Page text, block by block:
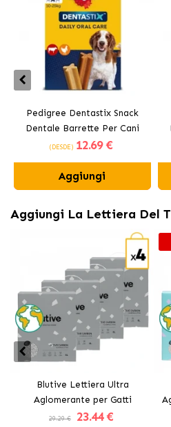
Pedigree Dentastix Snack
Dentale Barrette Per Cani
Medi 10-25 kg
(DESDE) 12.69 €
Aggiungi
Aggiungi La Lettiera Del
Blutive Lettiera Ultra
Aglomerante per Gatti
Carbone Attivo
29.29 € 23.44 €